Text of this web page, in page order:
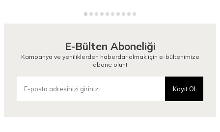
E-Bülten Aboneliği
Kampanya ve yeniliklerden haberdar olmak için e-bültenimize
abone olun!
Kayıt Ol